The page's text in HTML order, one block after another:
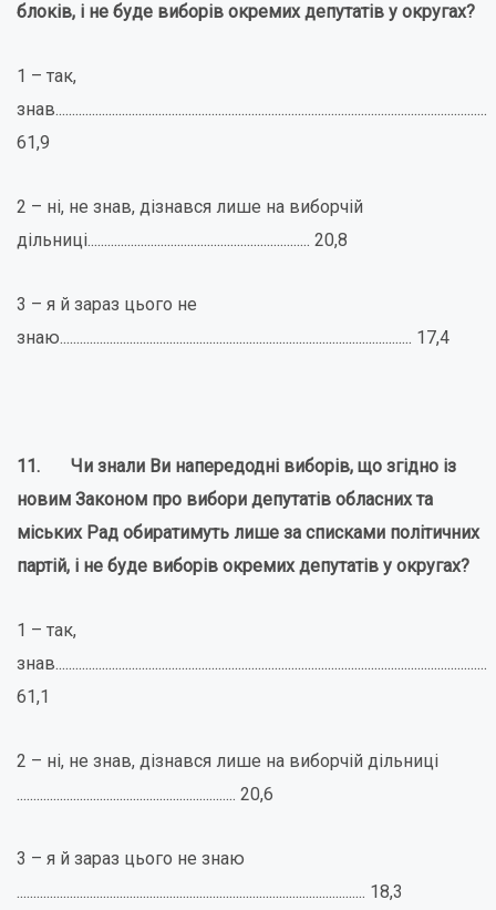
блоків, і не буде виборів окремих депутатів у округах?
1 – так,
знав..................................................................................................................................
61,9
2 – ні, не знав, дізнався лише на виборчій
дільниці................................................................... 20,8
3 – я й зараз цього не
знаю.......................................................................................................... 17,4
11. Чи знали Ви напередодні виборів, що згідно із
новим Законом про вибори депутатів обласних та
міських Рад обиратимуть лише за списками політичних
партій, і не буде виборів окремих депутатів у округах?
1 – так,
знав..................................................................................................................................
61,1
2 – ні, не знав, дізнався лише на виборчій дільниці
.................................................................. 20,6
3 – я й зараз цього не знаю
......................................................................................................... 18,3